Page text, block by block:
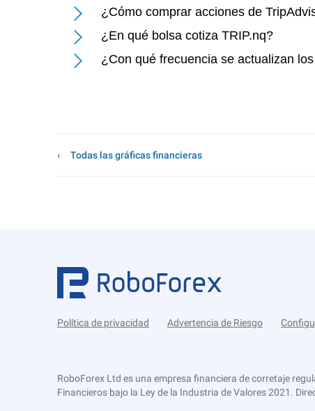
¿Cómo comprar acciones de
¿En qué bolsa cotiza TRIP.nq?
¿Con qué frecuencia se actualizan
Todas las gráficas financieras
Política de privacidad Advertencia de Riesgo
RoboForex Ltd es una empresa financiera de corretaje
Financieros bajo la Ley de la Industria de Valores 2021.